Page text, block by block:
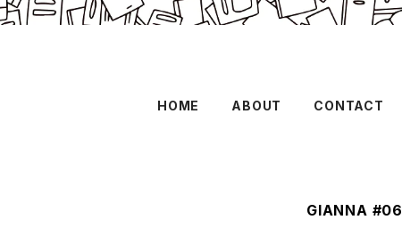
HOME ABOUT CONTACT
GIANNA #06